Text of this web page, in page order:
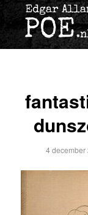
4 december